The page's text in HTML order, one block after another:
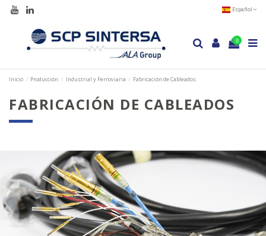
Español
0
Inicio Producción Industrial y Ferroviaria Fabricación de Cableados
FABRICACIÓN DE CABLEADOS